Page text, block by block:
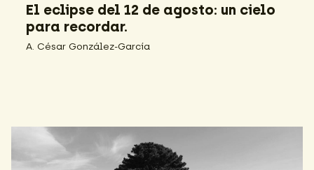
El eclipse del 12 de agosto: un cielo
para recordar.
A. César González-García